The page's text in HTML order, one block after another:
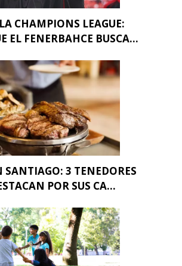
CHAMPIONS LEAGUE:
EL FENERBAHCE BUSCA...
SANTIAGO: 3 TENEDORES
POR SUS CA...